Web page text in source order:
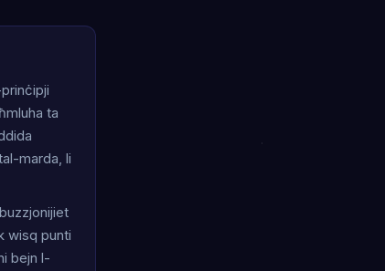
ta
marda, li
wisq punti
bejn l-